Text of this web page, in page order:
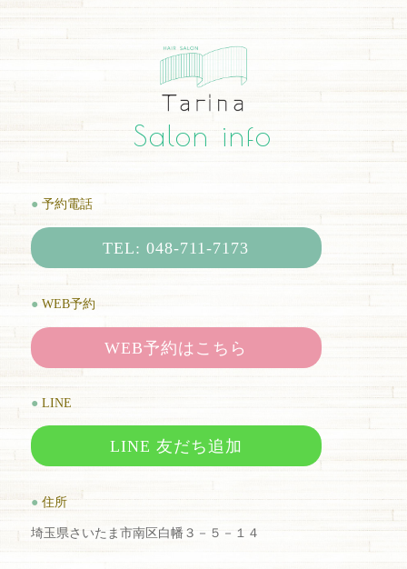
Salon info
● 予約電話
TEL: 048-711-7173
● WEB予約
WEB予約はこちら
● LINE
LINE 友だち追加
● 住所
埼玉県さいたま市南区白幡３－５－１４